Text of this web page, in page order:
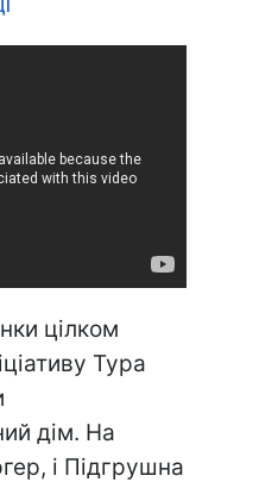
цілком
Тура
дім. На
і Підгрушна